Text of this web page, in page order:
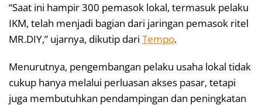
“Saat ini hampir 300 pemasok lokal, termasuk pelaku
IKM, telah menjadi bagian dari jaringan pemasok ritel
MR.DIY,” ujarnya, dikutip dari Tempo.
Menurutnya, pengembangan pelaku usaha lokal tidak
cukup hanya melalui perluasan akses pasar, tetapi
juga membutuhkan pendampingan dan peningkatan